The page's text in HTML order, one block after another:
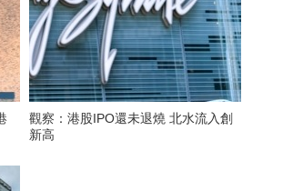
觀察：港股IPO還未退燒 北水流入創
新高